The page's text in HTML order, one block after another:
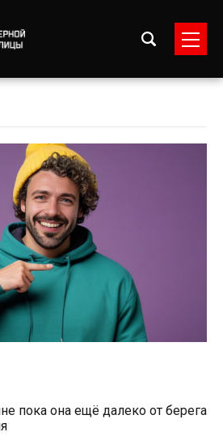
пока она ещё далеко от берега